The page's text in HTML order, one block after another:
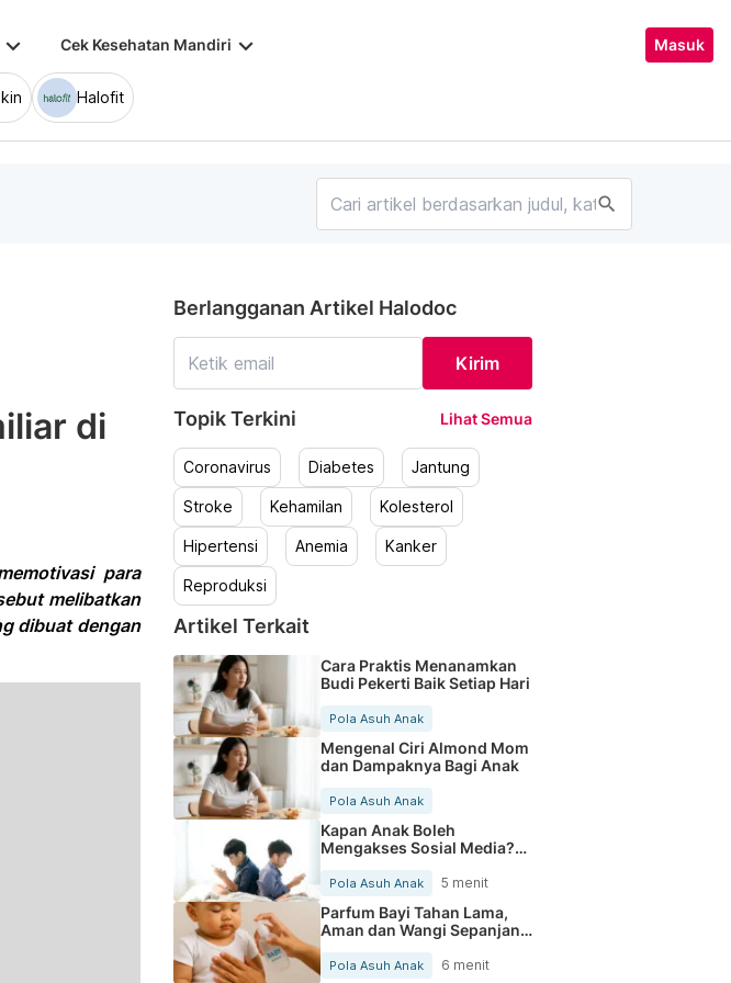
keyboard_arrow_down Cek Kesehatan Mandiri keyboard_arrow_down Masuk
Halofit
search
di
para
melibatkan
dibuat dengan
Berlangganan Artikel Halodoc
Kirim
Topik Terkini Lihat Semua
Coronavirus Diabetes Jantung
Stroke Kehamilan Kolesterol
Hipertensi Anemia Kanker
Reproduksi
Artikel Terkait
Cara Praktis Menanamkan
Budi Pekerti Baik Setiap Hari
Pola Asuh Anak
Mengenal Ciri Almond Mom
dan Dampaknya Bagi Anak
Pola Asuh Anak
Kapan Anak Boleh
Mengakses Sosial Media?
Pahami
Pola Asuh Anak 5 menit
Parfum Bayi Tahan Lama,
Aman dan Wangi Sepanjang
Hari
Pola Asuh Anak 6 menit